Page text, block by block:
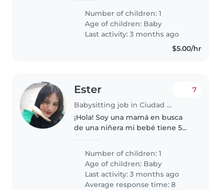
nanny responsable, confiable y
con experiencia en el cuidado
infantil, que nos acompañe en el
Number of children: 1
Age of children: Baby
Last activity: 3 months ago
$5.00/hr
Ester
Babysitting job in Ciudad Guayana
7
¡Hola! Soy una mamá en busca
de una niñera mi bebé tiene 5
bastante así que no tendrán
problemas por ahora por ser
inquieta 🤗 También necesito
ayuda..
Number of children: 1
Age of children: Baby
Last activity: 3 months ago
Average response time: 8